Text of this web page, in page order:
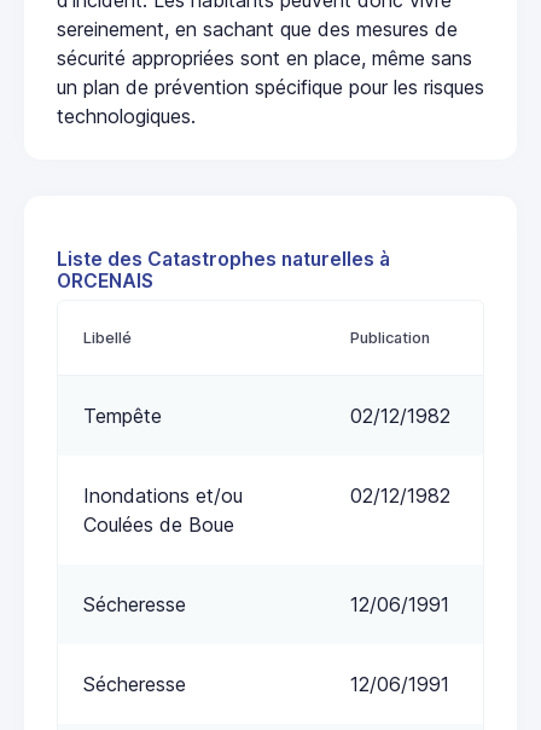
sereinement, en sachant que des mesures de
sécurité appropriées sont en place, même sans
un plan de prévention spécifique pour les risques
technologiques.
Liste des Catastrophes naturelles à
ORCENAIS
Libellé Publication
Tempête 02/12/1982
Inondations et/ou
Coulées de Boue
02/12/1982
Sécheresse 12/06/1991
Sécheresse 12/06/1991